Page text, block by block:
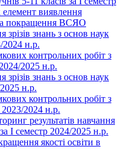
виявлення
покращення ВСЯО
зрізів знань з основ наук
2024 н.р.
контрольних робіт з
2024/2025 н.р.
зрізів знань з основ наук
н.р.
контрольних робіт з
2023/2024 н.р.
результатів навчання
І семестр 2024/2025 н.р.
якості освіти в